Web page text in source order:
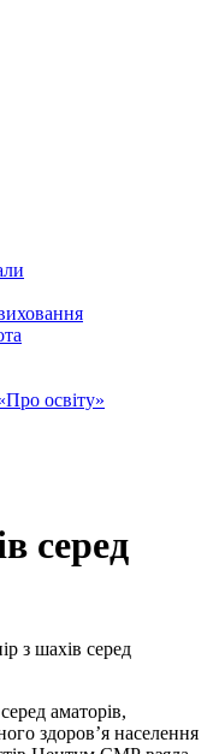
освіту»
серед
з шахів серед
аматорів,
здоров’я населення